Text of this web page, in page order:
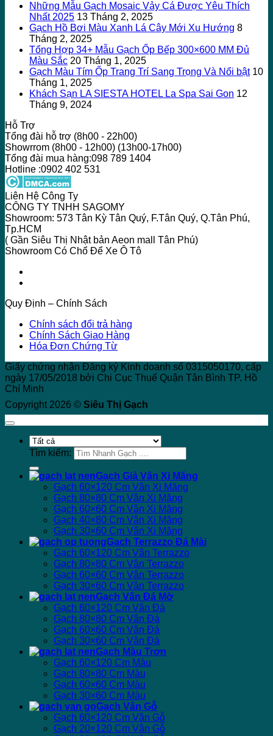
Những Mẫu Gạch Mosaic Vảy Cá Được Yêu Thích
Nhất 2025 13 Tháng 2, 2025
Gạch Hồ Bơi Màu Xanh Lá Cây Mới Xu Hướng 8
Tháng 2, 2025
Tổng Hợp 34+ Mẫu Gạch Ốp Bếp 300×600 MM Đủ
Màu Sắc 20 Tháng 1, 2025
Gạch Màu Tím Ốp Trang Trí Sang Trọng Và Nổi bật 10
Tháng 1, 2025
Khách Sạn LA SIESTA HOTEL La Spa Sai Gon 12
Tháng 9, 2024
Hỗ Trợ
Tổng đài hỗ trợ (8h00 - 22h00)
Showrrom (8h00 - 12h00) (13h00-17h00)
Tổng đài mua hàng:098 789 1404
Hotline :0902 402 531
Liên Hệ Công Ty
CÔNG TY TNHH SAGOMY
Showroom: 573 Tân Kỳ Tân Quý, F.Tân Quý, Q.Tân Phú,
Tp.HCM
( Gần Siêu Thị Nhật bản Aeon mall Tân Phú)
Showroom Có Chổ Để Xe Ô Tô
Quy Định – Chính Sách
Chính sách đổi trả hàng
Chính Sách Giao Hàng
Hóa Đơn Chứng Từ
Giấy chứng nhận Đăng ký Kinh doanh số 0315050170, cấp
ngày 17/05/2018 bởi Chi Cục Thuế Quận Tân Bình TP. Hồ
Chí Minh
Copyright 2026 © Siêu Thị Gạch
Tìm kiếm:
Gạch Giả Vân Xi Măng
Gạch 60×120 Cm Vân Xi Măng
Gạch 80×80 Cm Vân Xi Măng
Gạch 60×60 Cm Vân Xi Măng
Gạch 40×80 Cm Vân Xi Măng
Gạch 30×60 Cm Vân Xi Măng
Gạch Terrazzo Đá Mài
Gạch 60×120 Cm Vân Terrazzo
Gạch 80×80 Cm Vân Terrazzo
Gạch 60×60 Cm Vân Terrazzo
Gạch 30×60 Cm Vân Terrazzo
Gạch Vân Đá Mờ
Gạch 60×120 Cm Vân Đá
Gạch 80×80 Cm Vân Đá
Gạch 60×60 Cm Vân Đá
Gạch 30×60 Cm Vân Đá
Gạch Màu Trơn
Gạch 60×120 Cm Màu
Gạch 80×80 Cm Màu
Gạch 60×60 Cm Màu
Gạch 30×60 Cm Màu
Gạch Vân Gỗ
Gạch 60×120 Cm Vân Gỗ
Gạch 20×120 Cm Vân Gỗ